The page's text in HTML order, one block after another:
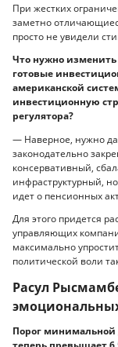
При жестких
заметно
просто не увидели
Что нужно изменить
готовые
американской
инвестиционную
регулятора?
— Наверное, нужно
законодательно
консервативный,
инфраструктурный,
идет о пенсионных
Для этого придется
управляющих
максимально
политической воли
Расул
Порог минимальной